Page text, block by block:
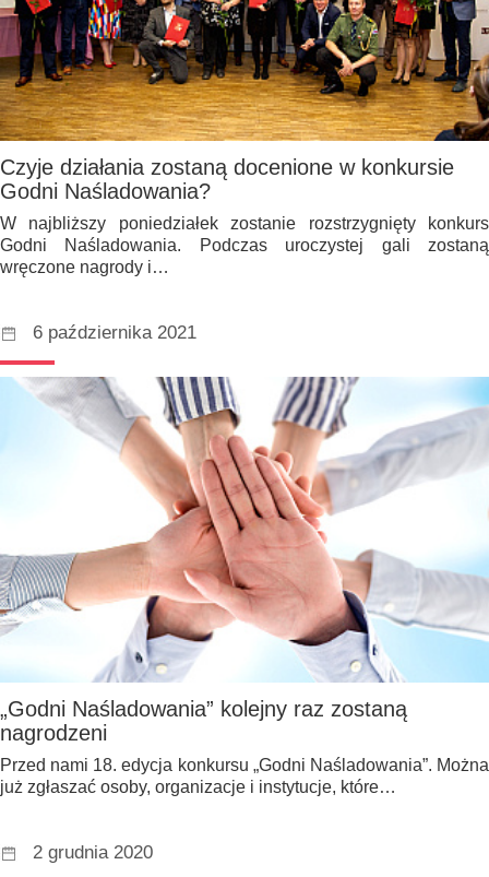
Czyje działania zostaną docenione w konkursie
Godni Naśladowania?
W najbliższy poniedziałek zostanie rozstrzygnięty konkurs
Godni Naśladowania. Podczas uroczystej gali zostaną
wręczone nagrody i…
6 października 2021
„Godni Naśladowania” kolejny raz zostaną
nagrodzeni
Przed nami 18. edycja konkursu „Godni Naśladowania”. Można
już zgłaszać osoby, organizacje i instytucje, które…
2 grudnia 2020